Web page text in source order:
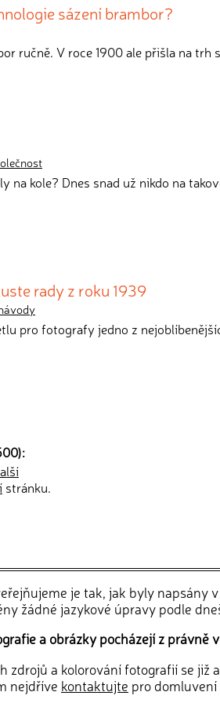
sázení brambor?
ručně. V roce 1900 ale přišla na trh
na kole? Dnes snad už nikdo na
rady z roku 1939
pro fotografy jedno z
stránku.
je tak, jak byly napsány
žádné jazykové úpravy podle
a obrázky pocházejí z právně
zdrojů a kolorování fotografií se již
nejdříve kontaktujte pro domluvení